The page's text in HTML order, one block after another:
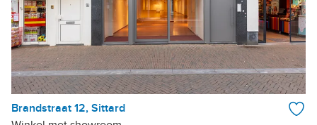
Brandstraat 12, Sittard